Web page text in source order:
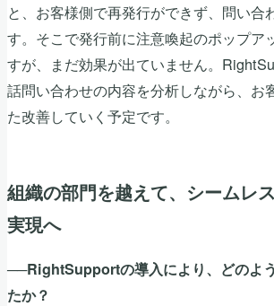
と、お客様側で再発行ができず、問い合
す。そこで発行前に注意喚起のポップア
すが、まだ効果が出ていません。
話問い合わせの内容を分析しながら、お
た改善していく予定です。
組織の部門を越えて、シームレ
実現へ
──RightSupportの導入により、どのよ
たか？